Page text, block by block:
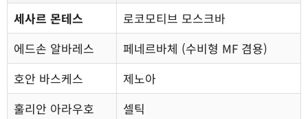
세사르 몬테스
로코모티브 모스크바
에드손 알바레스
페네르바체 (수비형 MF 겸용)
호안 바스케스
제노아
훌리안 아라우호
셀틱